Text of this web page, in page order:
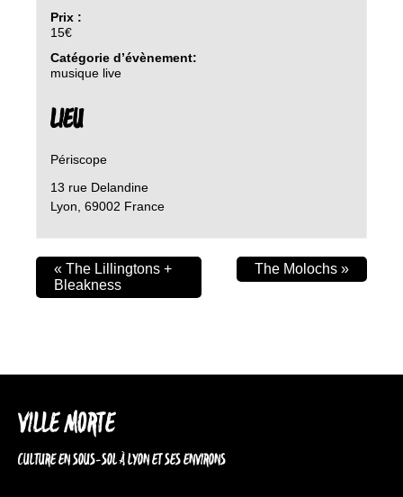
Prix :
15€
Catégorie d’évènement:
musique live
LIEU
Périscope
13 rue Delandine
Lyon 69002 France
« The Lillingtons +
Bleakness
The Molochs »
VILLE MORTE
CULTURE EN SOUS-SOL À LYON ET SES ENVIRONS